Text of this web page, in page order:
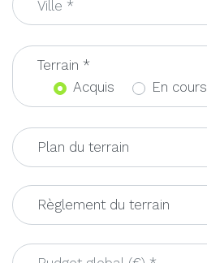
Terrain *
Acquis
En
Plan du terrain
Règlement du terrain